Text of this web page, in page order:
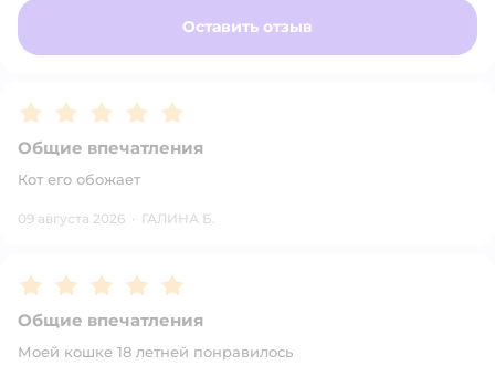
Оставить отзыв
Рейтинг:5
Общие впечатления
Кот его обожает
09 августа 2026 · ГАЛИНА Б.
Рейтинг:5
Общие впечатления
Моей кошке 18 летней понравилось